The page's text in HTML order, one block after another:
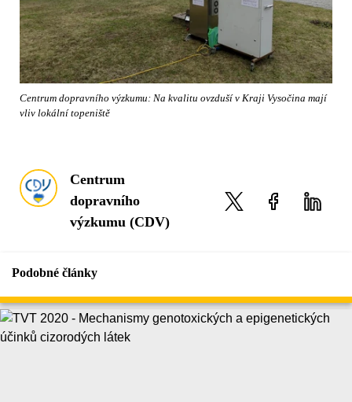
Centrum dopravního výzkumu: Na kvalitu ovzduší v Kraji Vysočina mají
vliv lokální topeniště
Centrum
dopravního
výzkumu (CDV)
Podobné články